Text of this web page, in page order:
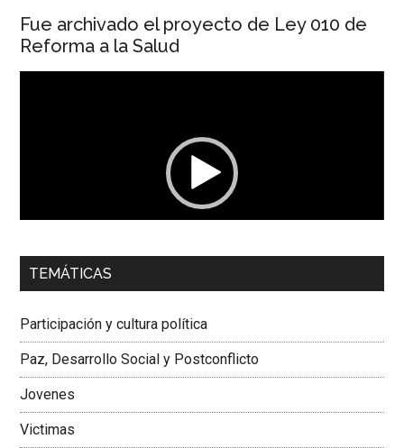
Fue archivado el proyecto de Ley 010 de
Reforma a la Salud
00:00 01:04
Dra. Carolina Corcho Mejía,Presidenta Corporación
Colombiana
TEMÁTICAS
Participación y cultura política
Paz, Desarrollo Social y Postconflicto
Jovenes
Victimas